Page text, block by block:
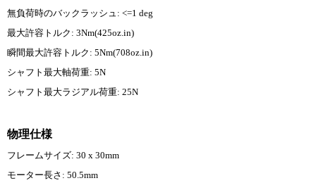
無負荷時のバックラッシュ: <=1 deg
最大許容トルク: 3Nm(425oz.in)
瞬間最大許容トルク: 5Nm(708oz.in)
シャフト最大軸荷重: 5N
シャフト最大ラジアル荷重: 25N
物理仕様
フレームサイズ: 30 x 30mm
モーター長さ: 50.5mm